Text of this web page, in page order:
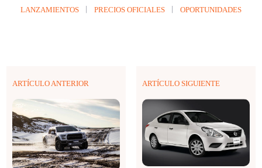
LANZAMIENTOS PRECIOS OFICIALES OPORTUNIDADES
ARTÍCULO ANTERIOR ARTÍCULO SIGUIENTE